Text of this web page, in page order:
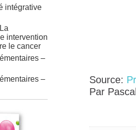
intégrative
intervention
le cancer
–
–
Source:
Par